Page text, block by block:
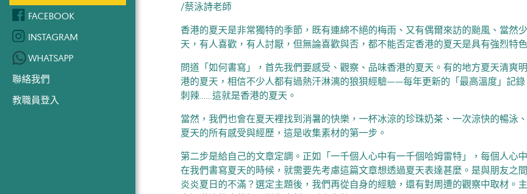
FACEBOOK
INSTAGRAM
WHATSAPP
聯絡我們
教職員登入
/蔡泳詩老師
香港的夏天是非常獨特的季節，既有連綿不絕的梅雨、又有偶爾來訪的颱風、當然
天，有人喜歡，有人討厭，但無論喜歡與否，都不能否定香港的夏天是具有強烈特
問道「如何書寫」，首先我們要感受、觀察、品味香港的夏天。有的地方夏天清爽
港的夏天，相信不少人都有過熱汗淋漓的狼狽經驗——每年更新的「最高溫度」記
刺辣……這就是香港的夏天。
當然，我們也會在夏天裡找到消暑的快樂，一杯冰涼的珍珠奶茶、一次涼快的暢泳
夏天的所有感受與經歷，這是收集素材的第一步。
第二步是給自己的文章定調。正如「一千個人心中有一千個哈姆雷特」，每個人心
在我們書寫夏天的時候，就需要先考慮這篇文章想透過夏天表達甚麼。是與朋友之
炎炎夏日的不滿？選定主題後，我們再從自身的經驗，還有對周遭的觀察中取材。